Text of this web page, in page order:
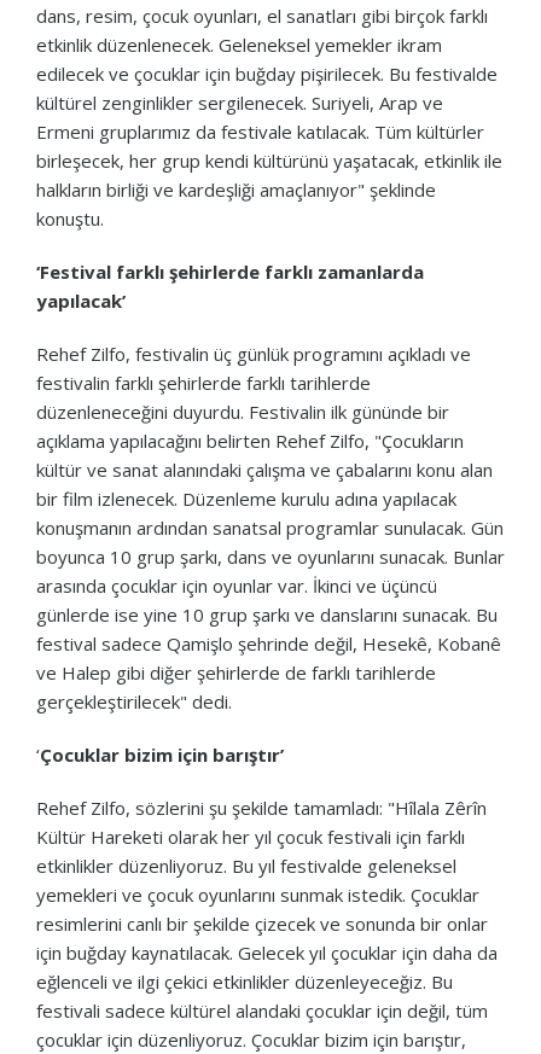
dans, resim, çocuk oyunları, el sanatları gibi birçok farklı
etkinlik düzenlenecek. Geleneksel yemekler ikram
edilecek ve çocuklar için buğday pişirilecek. Bu festivalde
kültürel zenginlikler sergilenecek. Suriyeli, Arap ve
Ermeni gruplarımız da festivale katılacak. Tüm kültürler
birleşecek, her grup kendi kültürünü yaşatacak, etkinlik ile
halkların birliği ve kardeşliği amaçlanıyor" şeklinde
konuştu.
‘Festival farklı şehirlerde farklı zamanlarda
yapılacak’
Rehef Zilfo, festivalin üç günlük programını açıkladı ve
festivalin farklı şehirlerde farklı tarihlerde
düzenleneceğini duyurdu. Festivalin ilk gününde bir
açıklama yapılacağını belirten Rehef Zilfo, "Çocukların
kültür ve sanat alanındaki çalışma ve çabalarını konu alan
bir film izlenecek. Düzenleme kurulu adına yapılacak
konuşmanın ardından sanatsal programlar sunulacak. Gün
boyunca 10 grup şarkı, dans ve oyunlarını sunacak. Bunlar
arasında çocuklar için oyunlar var. İkinci ve üçüncü
günlerde ise yine 10 grup şarkı ve danslarını sunacak. Bu
festival sadece Qamişlo şehrinde değil, Hesekê, Kobanê
ve Halep gibi diğer şehirlerde de farklı tarihlerde
gerçekleştirilecek" dedi.
‘Çocuklar bizim için barıştır’
Rehef Zilfo, sözlerini şu şekilde tamamladı: "Hîlala Zêrîn
Kültür Hareketi olarak her yıl çocuk festivali için farklı
etkinlikler düzenliyoruz. Bu yıl festivalde geleneksel
yemekleri ve çocuk oyunlarını sunmak istedik. Çocuklar
resimlerini canlı bir şekilde çizecek ve sonunda bir onlar
için buğday kaynatılacak. Gelecek yıl çocuklar için daha da
eğlenceli ve ilgi çekici etkinlikler düzenleyeceğiz. Bu
festivali sadece kültürel alandaki çocuklar için değil, tüm
çocuklar için düzenliyoruz. Çocuklar bizim için barıştır,